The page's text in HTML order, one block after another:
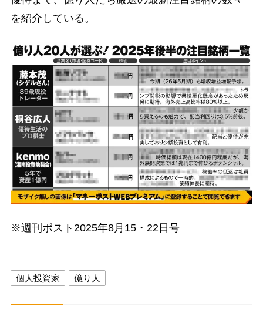
を紹介している。
※週刊ポスト2025年8月15・22日号
個人投資家 億り人